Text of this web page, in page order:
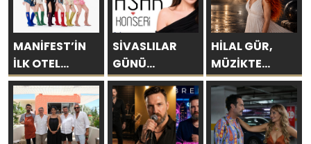
MANİFEST’İN
İLK OTEL
KONSERİ 7
AĞUSTOS’TA
ANTALYA’DA
SİVASLILAR
GÜNÜ
KUTLAMALARINDA
EBRU YAŞAR
RÜZGARI
ESECEK!
HİLAL GÜR,
MÜZİKTE
YARAYI